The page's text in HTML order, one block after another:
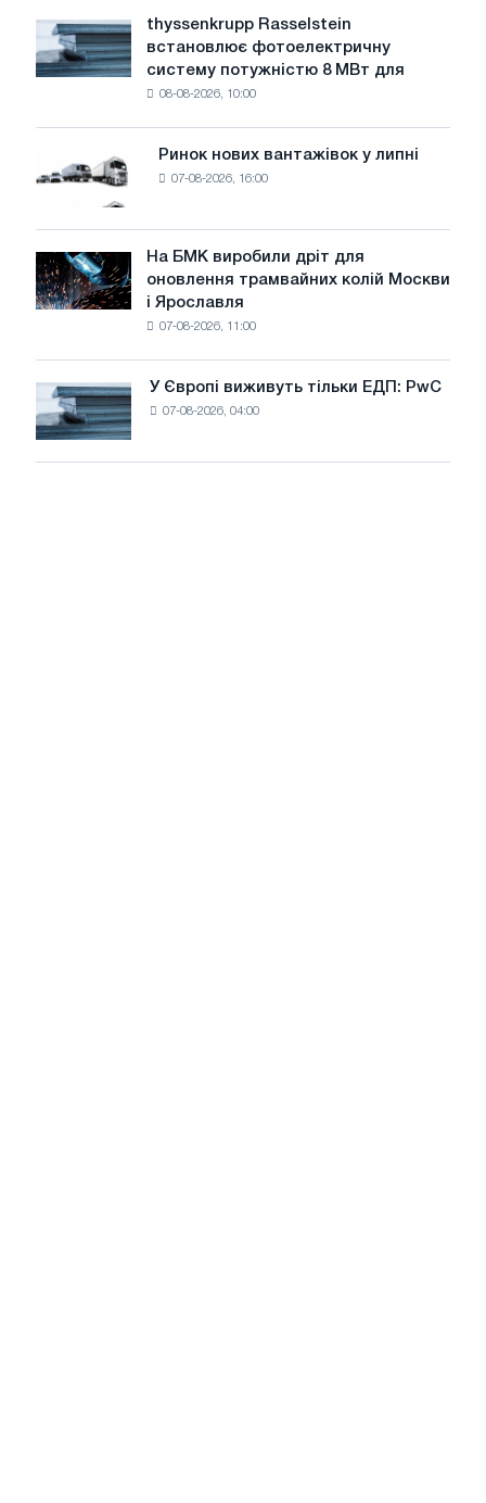
води
загрожує
thyssenkrupp
Rasselstein
встановлює
фотоелектричну
цілей
декарбонізації
thyssenkrupp Rasselstein
встановлює фотоелектричну
систему потужністю 8 МВт для
08-08-2026, 10:00
Ринок
нових
вантажівок
у
липні
Ринок нових вантажівок у липні
07-08-2026, 16:00
На
БМК
виробили
трамвайних
колій
На БМК виробили дріт для
оновлення трамвайних колій Москви
і Ярославля
07-08-2026, 11:00
Європі
виживуть
тільки
У Європі виживуть тільки ЕДП: PwC
07-08-2026, 04:00